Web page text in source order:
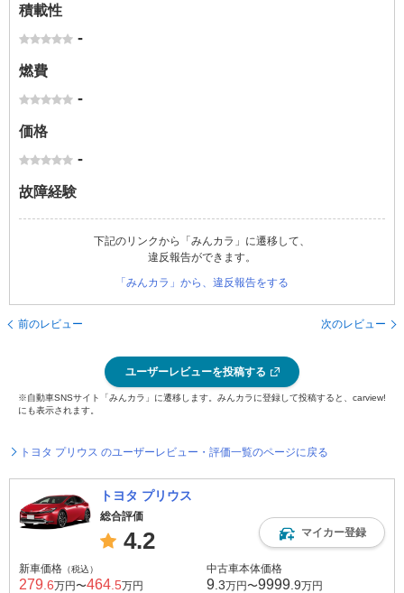
積載性
-
燃費
-
価格
-
故障経験
下記のリンクから「みんカラ」に遷移して、
違反報告ができます。
「みんカラ」から、違反報告をする
前のレビュー 次のレビュー
ユーザーレビューを投稿する
※自動車SNSサイト「みんカラ」に遷移します。みんカラに登録して投稿すると、carview!
にも表示されます。
トヨタ プリウス のユーザーレビュー・評価一覧のページに戻る
トヨタ プリウス
総合評価
4.2 マイカー登録
新車価格 （税込）
279 .6万円〜464 .5万円
中古車本体価格
9 .3万円〜9999 .9万円